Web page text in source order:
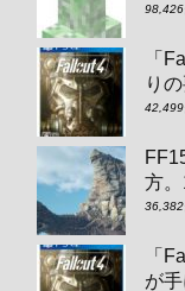
98,426
「
り
42,499
方
36,382
「
が